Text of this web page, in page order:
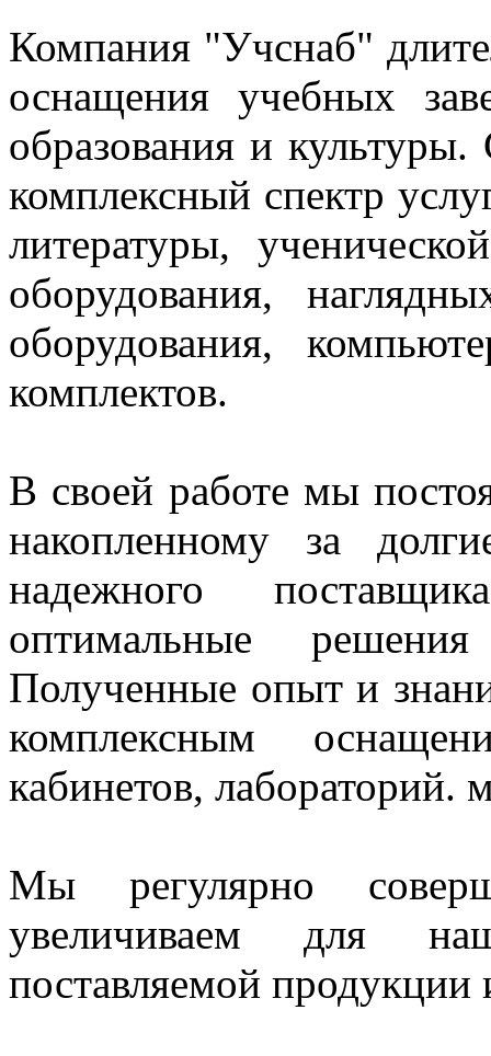
Компания "Учснаб"
оснащения учебных
образования и
комплексный спектр
литературы,
оборудования,
оборудования,
комплектов.
В своей работе мы
накопленному за
надежного
оптимальные
Полученные опыт и
комплексным
кабинетов, лабораторий.
Мы регулярно
увеличиваем для
поставляемой продукции